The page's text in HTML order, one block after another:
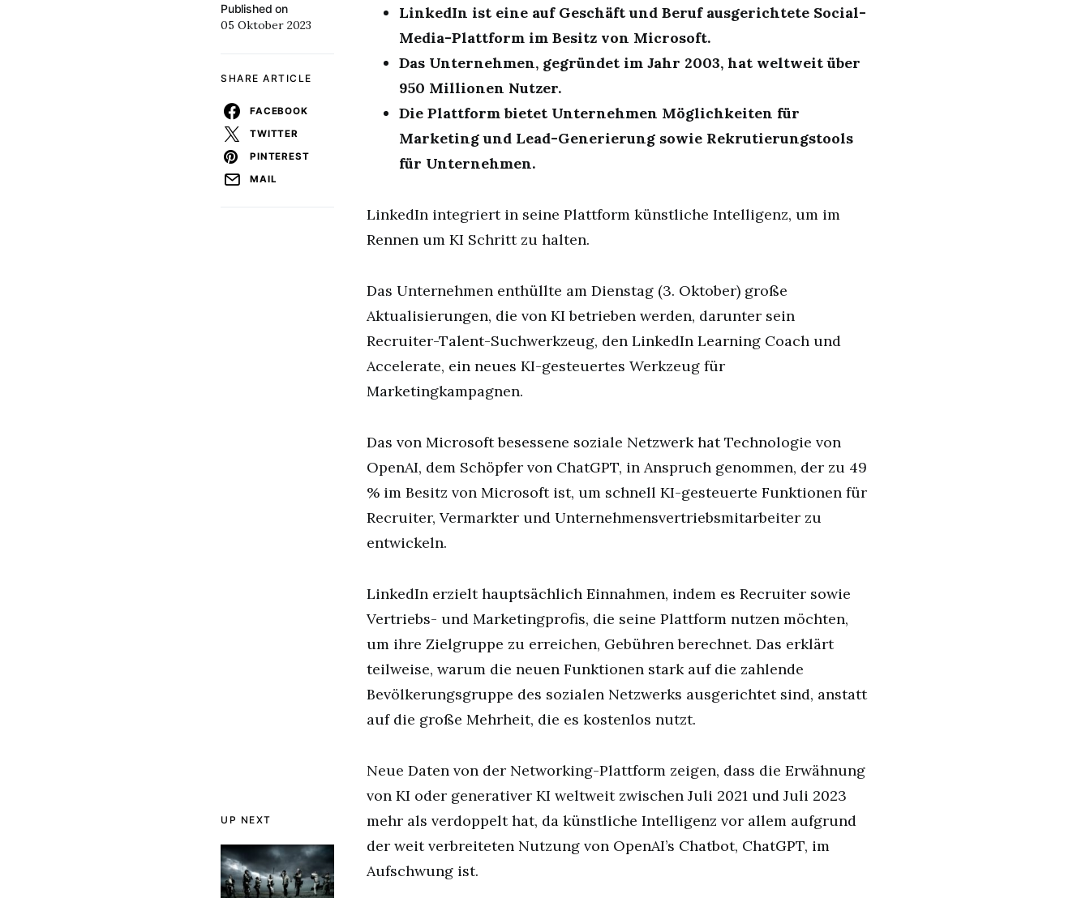
UP NEXT
Published on
05 Oktober 2023
SHARE ARTICLE
FACEBOOK
TWITTER
PINTEREST
MAIL
LinkedIn ist eine auf Geschäft und Beruf ausgerichtete Social-
Media-Plattform im Besitz von Microsoft.
Das Unternehmen, gegründet im Jahr 2003, hat weltweit über
950 Millionen Nutzer.
Die Plattform bietet Unternehmen Möglichkeiten für
Marketing und Lead-Generierung sowie Rekrutierungstools
für Unternehmen.
LinkedIn integriert in seine Plattform künstliche Intelligenz, um im
Rennen um KI Schritt zu halten.
Das Unternehmen enthüllte am Dienstag (3. Oktober) große
Aktualisierungen, die von KI betrieben werden, darunter sein
Recruiter-Talent-Suchwerkzeug, den LinkedIn Learning Coach und
Accelerate, ein neues KI-gesteuertes Werkzeug für
Marketingkampagnen.
Das von Microsoft besessene soziale Netzwerk hat Technologie von
OpenAI, dem Schöpfer von ChatGPT, in Anspruch genommen, der zu 49
% im Besitz von Microsoft ist, um schnell KI-gesteuerte Funktionen für
Recruiter, Vermarkter und Unternehmensvertriebsmitarbeiter zu
entwickeln.
LinkedIn erzielt hauptsächlich Einnahmen, indem es Recruiter sowie
Vertriebs- und Marketingprofis, die seine Plattform nutzen möchten,
um ihre Zielgruppe zu erreichen, Gebühren berechnet. Das erklärt
teilweise, warum die neuen Funktionen stark auf die zahlende
Bevölkerungsgruppe des sozialen Netzwerks ausgerichtet sind, anstatt
auf die große Mehrheit, die es kostenlos nutzt.
Neue Daten von der Networking-Plattform zeigen, dass die Erwähnung
von KI oder generativer KI weltweit zwischen Juli 2021 und Juli 2023
mehr als verdoppelt hat, da künstliche Intelligenz vor allem aufgrund
der weit verbreiteten Nutzung von OpenAI’s Chatbot, ChatGPT, im
Aufschwung ist.